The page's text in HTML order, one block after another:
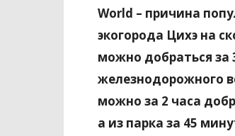
World – причина
экогорода Цихэ на
можно добраться за
железнодорожного
можно за 2 часа
а из парка за 45